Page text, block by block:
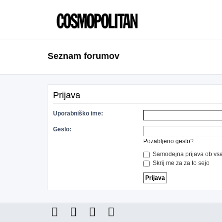
Seznam forumov
Prijava
Uporabniško ime:
Geslo:
Pozabljeno geslo?
Samodejna prijava ob
Skrij me za za to sejo